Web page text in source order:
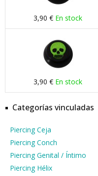
3,90 € En stock
3,90 € En stock
Categorías vinculadas
Piercing Ceja
Piercing Conch
Piercing Genital / Íntimo
Piercing Hélix